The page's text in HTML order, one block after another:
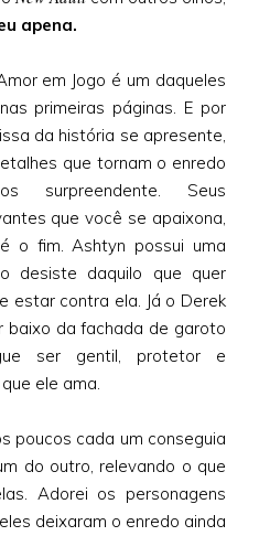
apena.
em Jogo é um daqueles
primeiras páginas. E por
da história se apresente,
que tornam o enredo
surpreendente. Seus
que você se apaixona,
o fim. Ashtyn possui uma
desiste daquilo que quer
estar contra ela. Já o Derek
baixo da fachada de garoto
ser gentil, protetor e
ele ama.
poucos cada um conseguia
do outro, relevando o que
Adorei os personagens
deixaram o enredo ainda